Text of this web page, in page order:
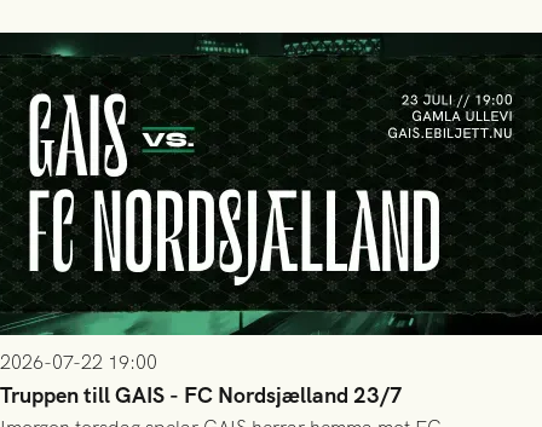
seger! Matchfoto: Mikael Josefsson & Lasse Ekström
2026-07-22 19:00
Truppen till GAIS - FC Nordsjælland 23/7